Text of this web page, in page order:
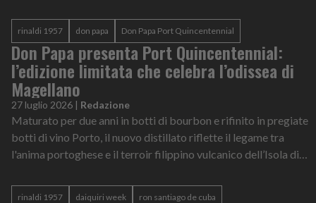
rinaldi 1957 don papa Don Papa Port Quincentennial
Don Papa presenta Port Quincentennial:
l’edizione limitata che celebra l’odissea di
Magellano
27 luglio 2026 | Redazione
Maturato per due anni in botti di bourbon e rifinito in pregiate
botti di vino Porto, il nuovo distillato riflette il legame tra
l'anima portoghese e il terroir filippino vulcanico dell’Isola di
rinaldi 1957 daiquiri week ron santiago de cuba